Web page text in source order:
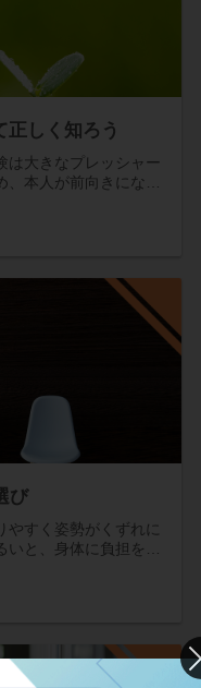
しく知ろう
は大きなプレッシャー
、本人が前向きにな…
び
すく姿勢がくずれに
いと、身体に負担を…